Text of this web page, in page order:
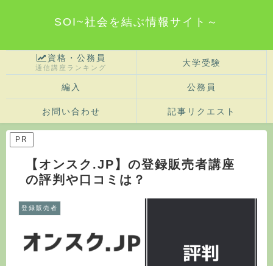
SOI~社会を結ぶ情報サイト～
資格・公務員
通信講座ランキング
大学受験
編入 公務員
お問い合わせ 記事リクエスト
PR
【オンスク.JP】の登録販売者講座
の評判や口コミは？
登録販売者